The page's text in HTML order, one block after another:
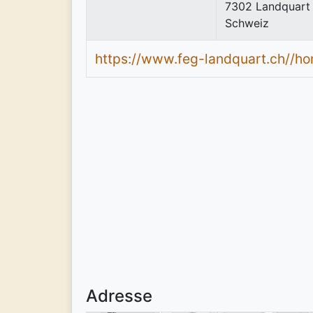
7302 Landquart
Schweiz
https://www.feg-landquart.ch//
Adresse